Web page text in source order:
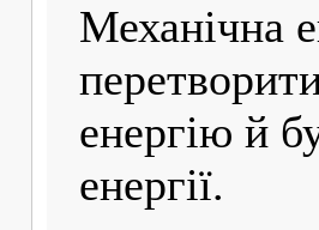
Механічна
енергію й
енергії.